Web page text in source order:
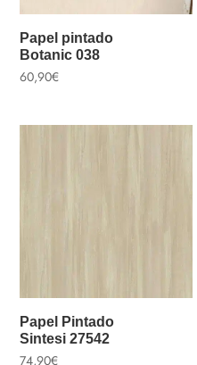
Papel pintado
Botanic 038
60,90€
Papel Pintado
Sintesi 27542
74,90€